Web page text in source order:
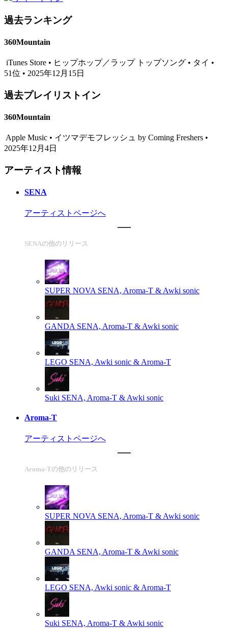
過去ランキング
360Mountain
iTunes Store • ヒップホップ／ラップ トップソング • タイ •
51位 • 2025年12月15日
過去プレイリストイン
360Mountain
Apple Music • イツマデモフレッシュ by Coming Freshers •
2025年12月4日
アーティスト情報
SENA
アーティストページへ
SENAの他のリリース
SUPER NOVA SENA, Aroma-T & Awki sonic
GANDA SENA, Aroma-T & Awki sonic
LEGO SENA, Awki sonic & Aroma-T
Suki SENA, Aroma-T & Awki sonic
Aroma-T
アーティストページへ
Aroma-Tの他のリリース
SUPER NOVA SENA, Aroma-T & Awki sonic
GANDA SENA, Aroma-T & Awki sonic
LEGO SENA, Awki sonic & Aroma-T
Suki SENA, Aroma-T & Awki sonic